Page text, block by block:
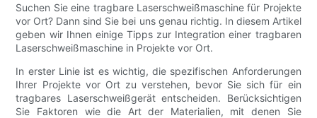
Suchen Sie eine tragbare Laserschweißmaschine für Projekte
vor Ort? Dann sind Sie bei uns genau richtig. In diesem Artikel
geben wir Ihnen einige Tipps zur Integration einer tragbaren
Laserschweißmaschine in Projekte vor Ort.
In erster Linie ist es wichtig, die spezifischen Anforderungen
Ihrer Projekte vor Ort zu verstehen, bevor Sie sich für ein
tragbares Laserschweißgerät entscheiden. Berücksichtigen
Sie Faktoren wie die Art der Materialien, mit denen Sie